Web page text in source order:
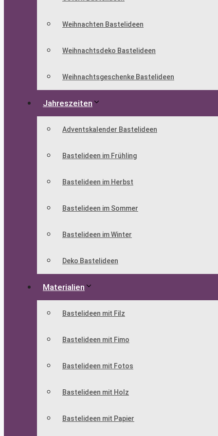
Weihnachten Bastelideen
Weihnachtsdeko Bastelideen
Weihnachtsgeschenke Bastelideen
Jahreszeiten
Adventskalender Bastelideen
Bastelideen im Frühling
Bastelideen im Herbst
Bastelideen im Sommer
Bastelideen im Winter
Deko Bastelideen
Materialien
Bastelideen mit Filz
Bastelideen mit Fimo
Bastelideen mit Fotos
Bastelideen mit Holz
Bastelideen mit Papier